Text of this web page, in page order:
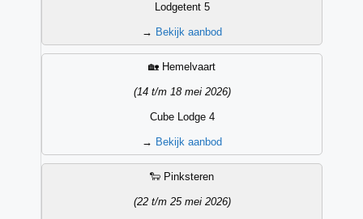
Lodgetent 5
→ Bekijk aanbod
🏡 Hemelvaart
(14 t/m 18 mei 2026)
Cube Lodge 4
→ Bekijk aanbod
🐑 Pinksteren
(22 t/m 25 mei 2026)